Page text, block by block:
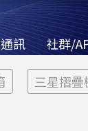
訊 社群/
三星摺疊